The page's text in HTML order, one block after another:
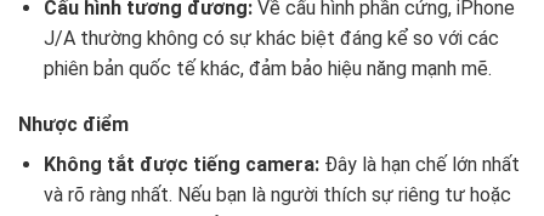
Cấu hình tương đương:Về cấu hình phần cứng, iPhone
J/A thường không có sự khác biệt đáng kể so với các
phiên bản quốc tế khác, đảm bảo hiệu năng mạnh mẽ.
Nhược điểm
Không tắt được tiếng camera:Đây là hạn chế lớn nhất
và rõ ràng nhất. Nếu bạn là người thích sự riêng tư hoặc